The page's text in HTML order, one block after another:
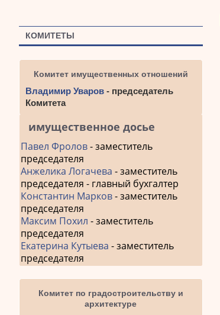
КОМИТЕТЫ
Комитет имущественных отношений
Владимир Уваров - председатель
Комитета
имущественное досье
Павел Фролов- заместитель
председателя
Анжелика Логачева - заместитель
председателя - главный бухгалтер
Константин Марков- заместитель
председателя
Максим Похил - заместитель
председателя
Екатерина Кутыева - заместитель
председателя
Комитет по градостроительству и
архитектуре